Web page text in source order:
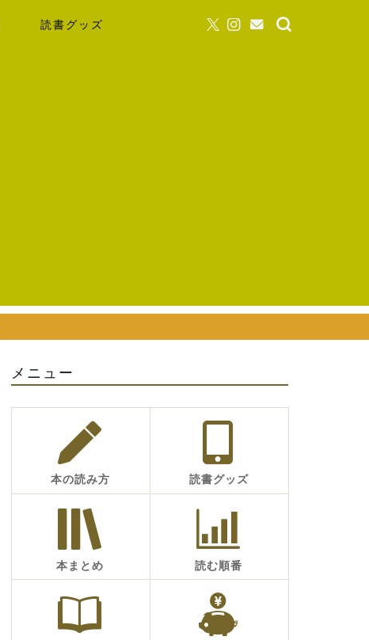
読書グッズ
メニュー
本の読み方 読書グッズ
本まとめ 読む順番